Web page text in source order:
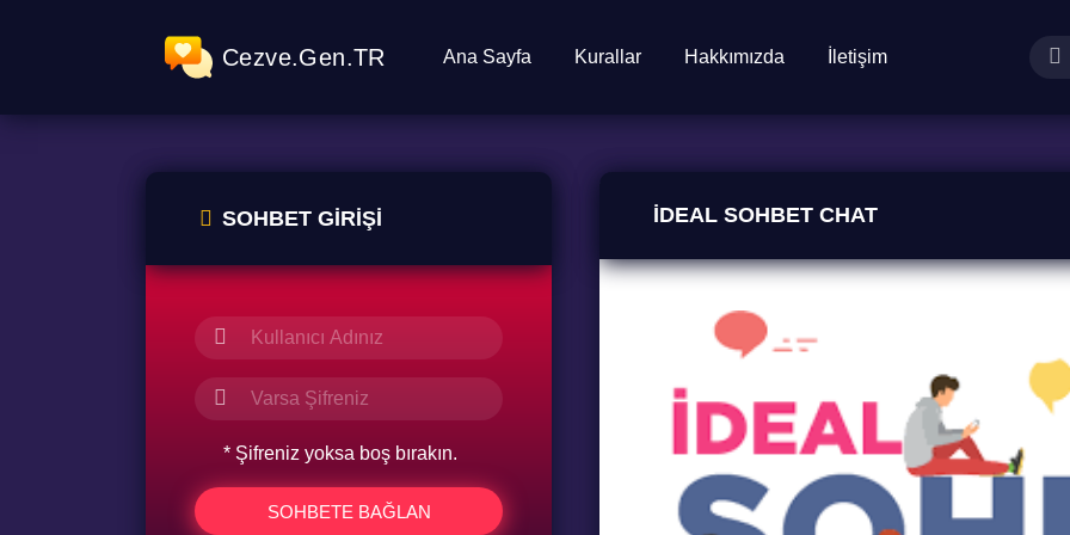
Cezve.Gen.TR Ana Sayfa Kurallar Hakkımızda İletişim
SOHBET GIRIŞI
* Şifreniz yoksa boş bırakın.
SOHBETE BAĞLAN
İDEAL SOHBET CHAT